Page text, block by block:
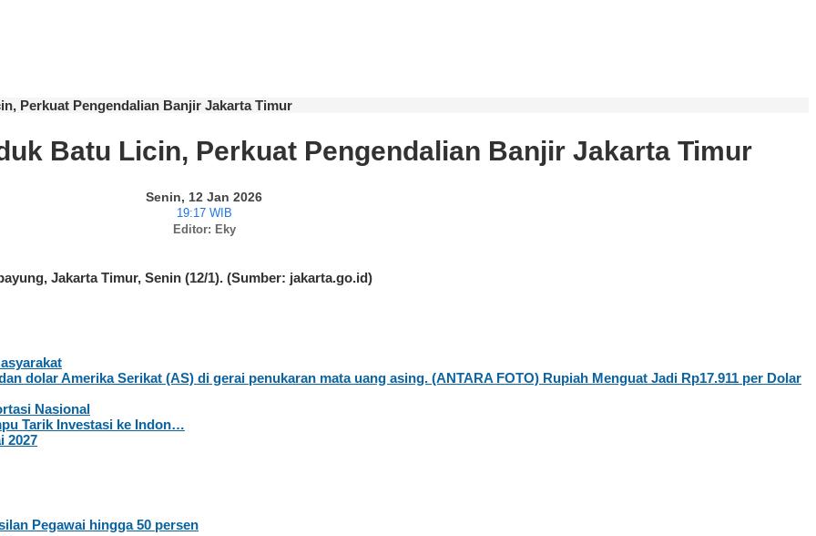
Perkuat Pengendalian Banjir Jakarta Timur
Batu Licin, Perkuat Pengendalian Banjir Jakarta Timur
Senin, 12 Jan 2026
19:17 WIB
Editor: Eky
Jakarta Timur, Senin (12/1). (Sumber: jakarta.go.id)
Rupiah Menguat Jadi Rp17.911 per Dolar
Nasional
Tarik Investasi ke Indon…
2027
Pegawai hingga 50 persen